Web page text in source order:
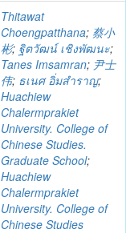
Thitawat
Choengpatthana; 蔡小
彬; ฐิตวัฒน์ เชิงพัฒนะ;
Tanes Imsamran; 尹士
伟; ธเนศ อิ่มสำราญ;
Huachiew
Chalermprakiet
University. College of
Chinese Studies.
Graduate School;
Huachiew
Chalermprakiet
University. College of
Chinese Studies